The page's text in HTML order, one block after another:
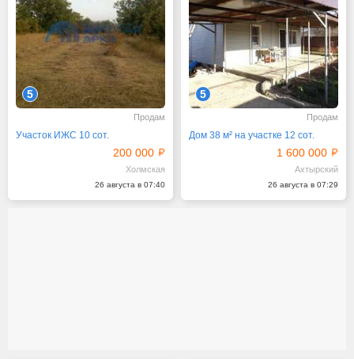
5
Продам
Участок ИЖС 10 сот.
200 000
Холмская
26 августа в 07:40
5
Продам
Дом 38 м² на участке 12 сот.
1 600 000
Ахтырский
26 августа в 07:29